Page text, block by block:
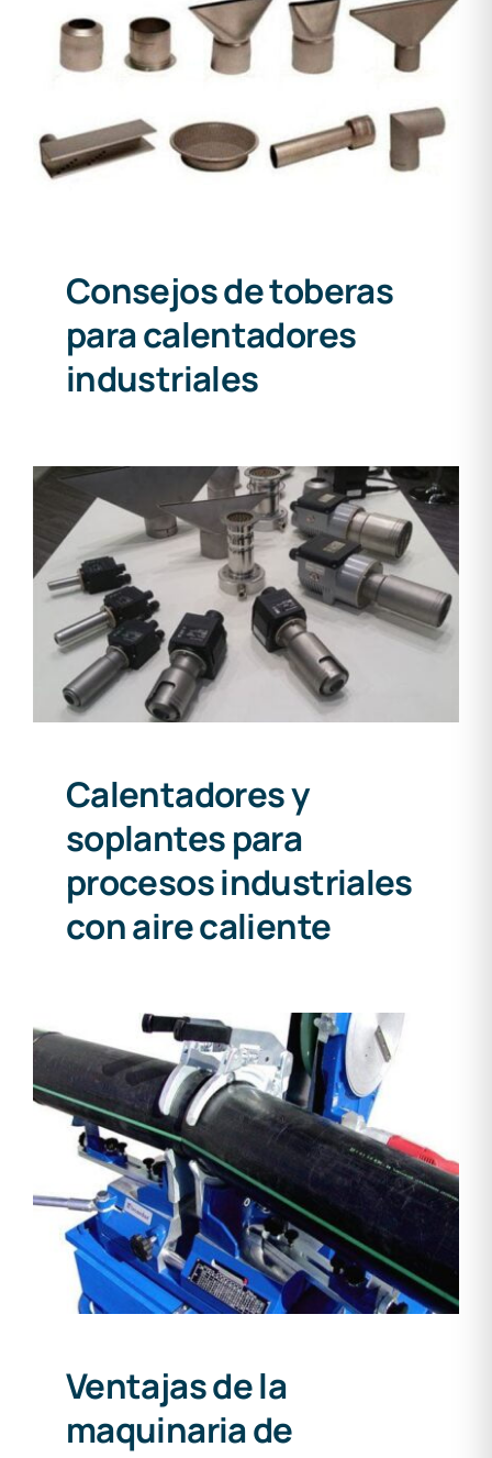
Consejos de toberas para
calentadores industriales
Consejos de toberas
para calentadores
industriales
Calentadores y soplantes
para procesos industriales
con aire caliente
Calentadores y
soplantes para
procesos industriales
con aire caliente
Ventajas de la maquinaria de
segunda mano
Ventajas de la
maquinaria de